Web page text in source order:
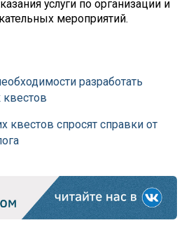
услуги по организации и
мероприятий.
разработать
квестов
квестов спросят справки от